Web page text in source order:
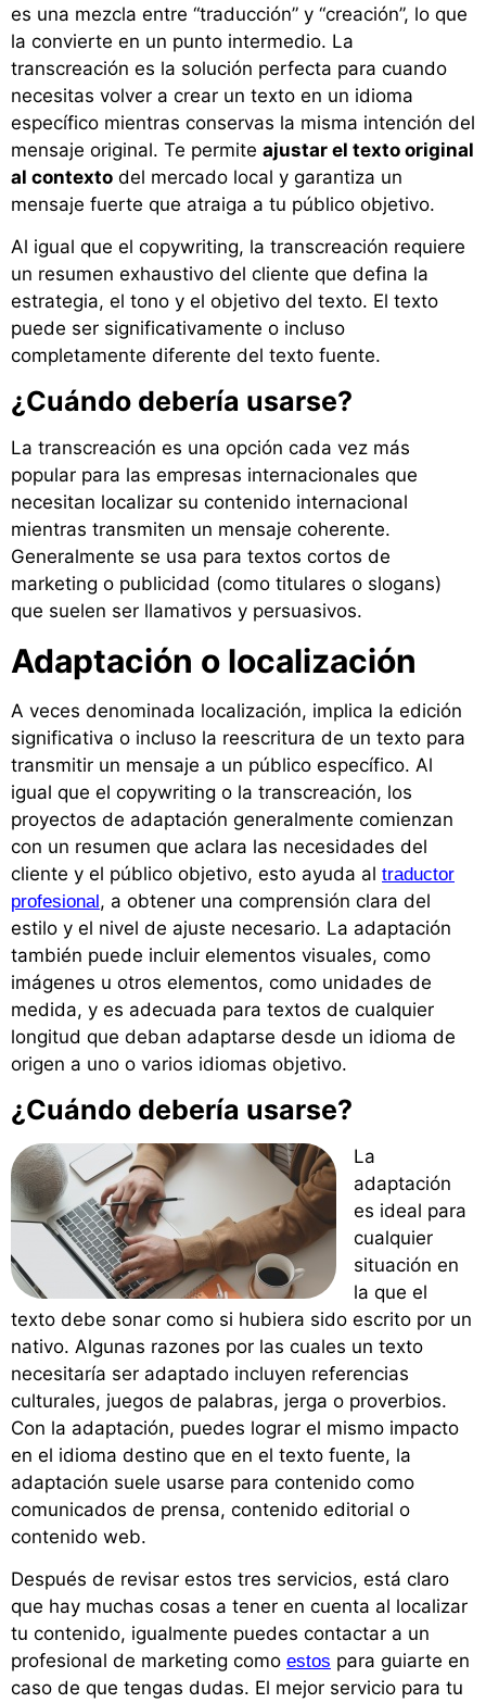
es una mezcla entre “traducción” y “creación”, lo que
la convierte en un punto intermedio. La
transcreación es la solución perfecta para cuando
necesitas volver a crear un texto en un idioma
específico mientras conservas la misma intención del
mensaje original. Te permite ajustar el texto original
al contexto del mercado local y garantiza un
mensaje fuerte que atraiga a tu público objetivo.
Al igual que el copywriting, la transcreación requiere
un resumen exhaustivo del cliente que defina la
estrategia, el tono y el objetivo del texto. El texto
puede ser significativamente o incluso
completamente diferente del texto fuente.
¿Cuándo debería usarse?
La transcreación es una opción cada vez más
popular para las empresas internacionales que
necesitan localizar su contenido internacional
mientras transmiten un mensaje coherente.
Generalmente se usa para textos cortos de
marketing o publicidad (como titulares o slogans)
que suelen ser llamativos y persuasivos.
Adaptación o localización
A veces denominada localización, implica la edición
significativa o incluso la reescritura de un texto para
transmitir un mensaje a un público específico. Al
igual que el copywriting o la transcreación, los
proyectos de adaptación generalmente comienzan
con un resumen que aclara las necesidades del
cliente y el público objetivo, esto ayuda al traductor
profesional, a obtener una comprensión clara del
estilo y el nivel de ajuste necesario. La adaptación
también puede incluir elementos visuales, como
imágenes u otros elementos, como unidades de
medida, y es adecuada para textos de cualquier
longitud que deban adaptarse desde un idioma de
origen a uno o varios idiomas objetivo.
¿Cuándo debería usarse?
La
adaptación
es ideal para
cualquier
situación en
la que el
texto debe sonar como si hubiera sido escrito por un
nativo. Algunas razones por las cuales un texto
necesitaría ser adaptado incluyen referencias
culturales, juegos de palabras, jerga o proverbios.
Con la adaptación, puedes lograr el mismo impacto
en el idioma destino que en el texto fuente, la
adaptación suele usarse para contenido como
comunicados de prensa, contenido editorial o
contenido web.
Después de revisar estos tres servicios, está claro
que hay muchas cosas a tener en cuenta al localizar
tu contenido, igualmente puedes contactar a un
profesional de marketing como estos para guiarte en
caso de que tengas dudas. El mejor servicio para tu